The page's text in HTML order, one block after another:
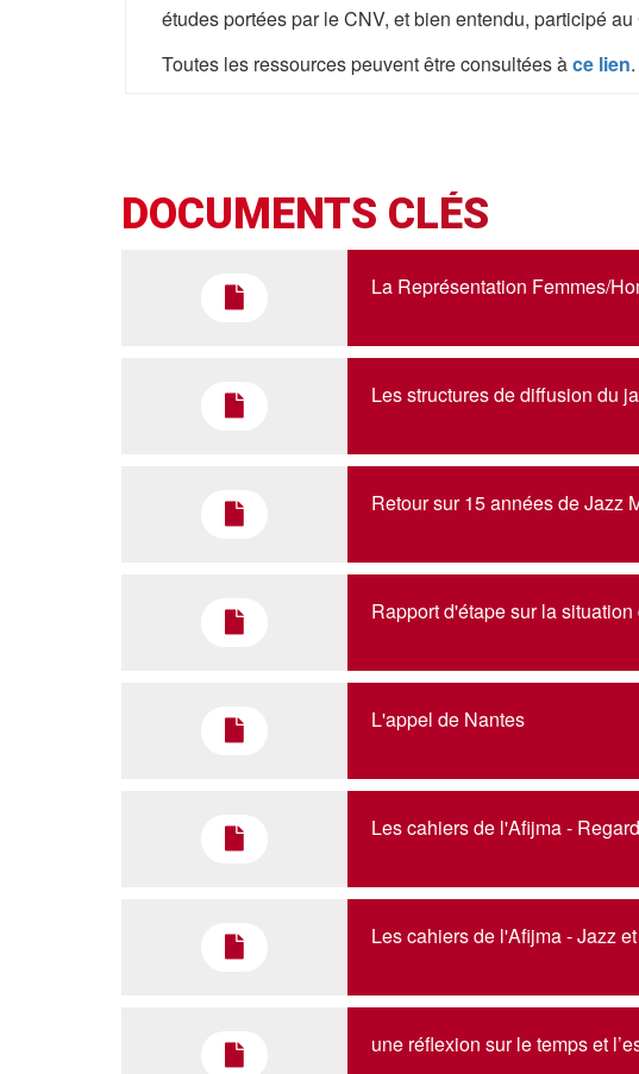
études portées par le CNV, et bien entendu, participé
Toutes les ressources peuvent être consultées àce lien.
Antoine Bos
01 42 36 00 12
antoinebos[@]ajc-jazz.eu
DOCUMENTS CLÉS
La Représentation Femmes/
Les structures de diffusion du
Retour sur 15 années de Jazz
Rapport d'étape sur la
L'appel de Nantes
Les cahiers de l'Afijma -
Les cahiers de l'Afijma - Jazz
une réflexion sur le temps et